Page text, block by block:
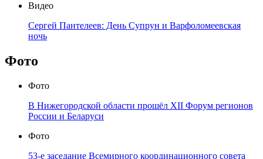
Видео
Сергей Пантелеев: День Супрун и Варфоломеевская
ночь
Фото
Фото
В Нижегородской области прошёл XII Форум регионов
России и Беларуси
Фото
53-е заседание Всемирного координационного совета